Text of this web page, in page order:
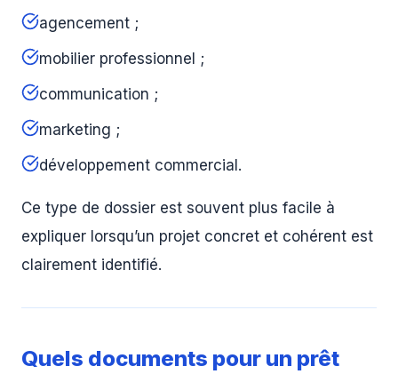
agencement ;
mobilier professionnel ;
communication ;
marketing ;
développement commercial.
Ce type de dossier est souvent plus facile à
expliquer lorsqu’un projet concret et cohérent est
clairement identifié.
Quels documents pour un prêt